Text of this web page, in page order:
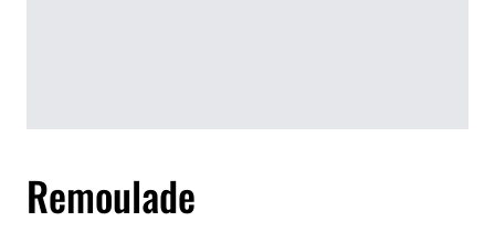
Remoulade